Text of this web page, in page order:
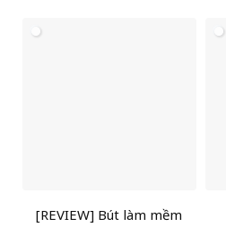
[REVIEW] Bút làm mềm